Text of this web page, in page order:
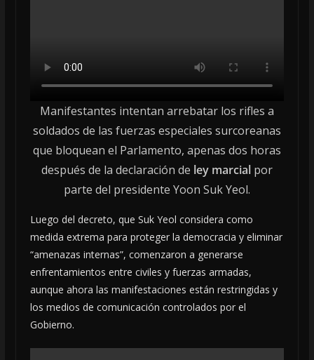
Manifestantes intentan arrebatar los rifles a
soldados de las fuerzas especiales surcoreanas
que bloquean el Parlamento, apenas dos horas
después de la declaración de ley marcialpor
parte del presidente Yoon Suk Yeol.
Luego del decreto, que Suk Yeol considera como
medida extrema para proteger la democracia y eliminar
“amenazas internas”, comenzaron a generarse
enfrentamientos entre civiles y fuerzas armadas,
aunque ahora las manifestaciones están restringidas y
los medios de comunicación controlados por el
Gobierno.